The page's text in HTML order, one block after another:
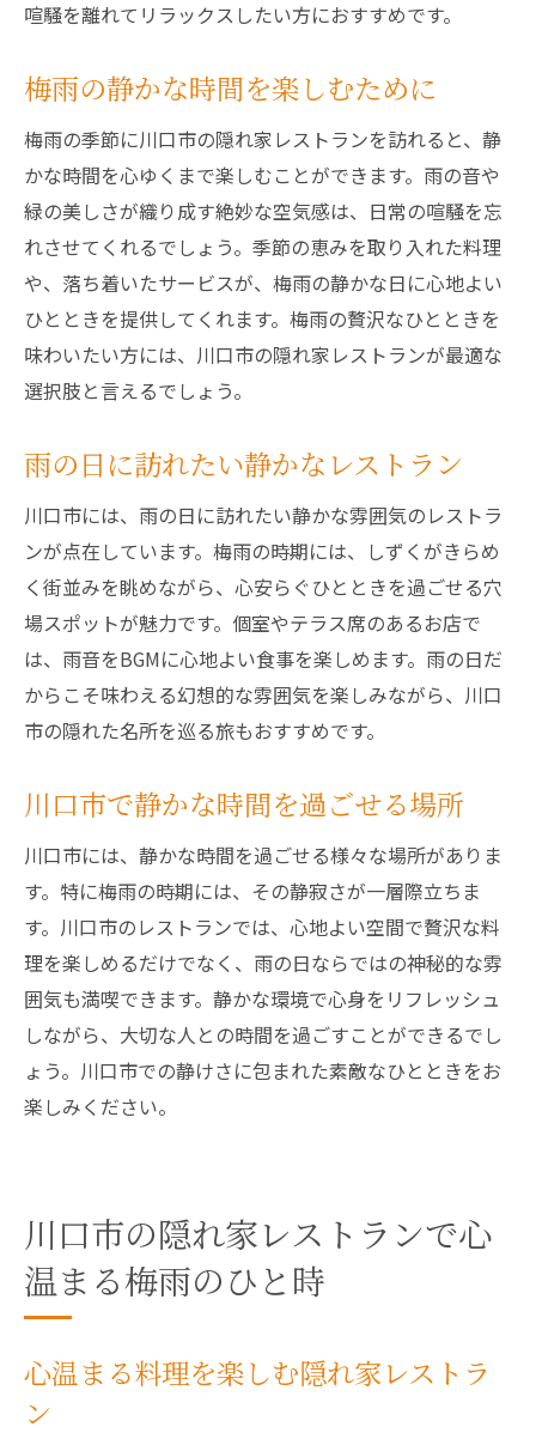
喧騒を離れてリラックスしたい方におすすめです。
梅雨の静かな時間を楽しむために
梅雨の季節に川口市の隠れ家レストランを訪れると、静
かな時間を心ゆくまで楽しむことができます。雨の音や
緑の美しさが織り成す絶妙な空気感は、日常の喧騒を忘
れさせてくれるでしょう。季節の恵みを取り入れた料理
や、落ち着いたサービスが、梅雨の静かな日に心地よい
ひとときを提供してくれます。梅雨の贅沢なひとときを
味わいたい方には、川口市の隠れ家レストランが最適な
選択肢と言えるでしょう。
雨の日に訪れたい静かなレストラン
川口市には、雨の日に訪れたい静かな雰囲気のレストラ
ンが点在しています。梅雨の時期には、しずくがきらめ
く街並みを眺めながら、心安らぐひとときを過ごせる穴
場スポットが魅力です。個室やテラス席のあるお店で
は、雨音をBGMに心地よい食事を楽しめます。雨の日だ
からこそ味わえる幻想的な雰囲気を楽しみながら、川口
市の隠れた名所を巡る旅もおすすめです。
川口市で静かな時間を過ごせる場所
川口市には、静かな時間を過ごせる様々な場所がありま
す。特に梅雨の時期には、その静寂さが一層際立ちま
す。川口市のレストランでは、心地よい空間で贅沢な料
理を楽しめるだけでなく、雨の日ならではの神秘的な雰
囲気も満喫できます。静かな環境で心身をリフレッシュ
しながら、大切な人との時間を過ごすことができるでし
ょう。川口市での静けさに包まれた素敵なひとときをお
楽しみください。
川口市の隠れ家レストランで心
温まる梅雨のひと時
心温まる料理を楽しむ隠れ家レストラ
ン